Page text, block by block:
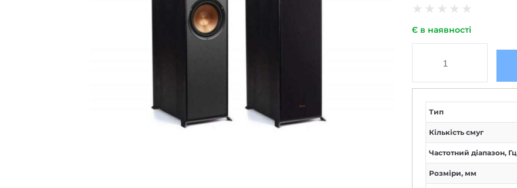
★ ★ ★ ★ ★
Є в наявності
Тип
Кількість смуг
Частотний діапазон, Гц
Розміри, мм